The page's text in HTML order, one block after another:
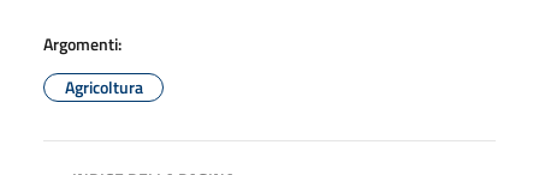
Argomenti:
Agricoltura